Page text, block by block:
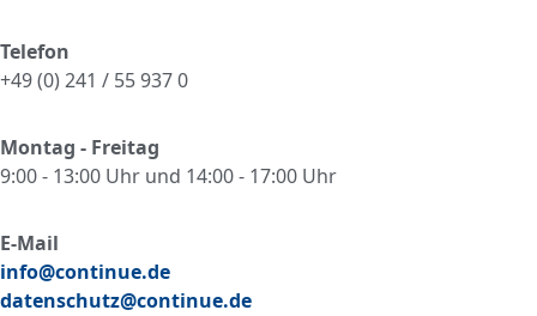
Telefon
+49 (0) 241 / 55 937 0
Montag - Freitag
9:00 - 13:00 Uhr und 14:00 - 17:00 Uhr
E-Mail
info@continue.de
datenschutz@continue.de